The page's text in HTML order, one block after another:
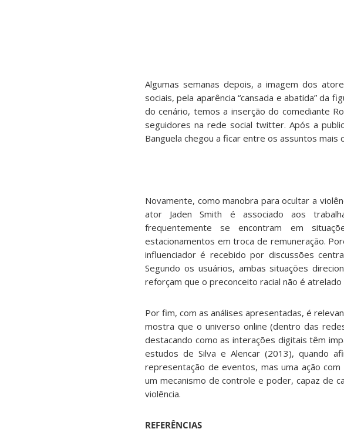
Algumas semanas depois, a imagem dos
sociais, pela aparência “cansada e abatida” da
do cenário, temos a inserção do comediante
seguidores na rede social twitter. Após a
Banguela chegou a ficar entre os assuntos mais
Novamente, como manobra para ocultar a
ator Jaden Smith é associado aos
frequentemente se encontram em
estacionamentos em troca de remuneração.
influenciador é recebido por discussões
Segundo os usuários, ambas situações
reforçam que o preconceito racial não é atrelado
Por fim, com as análises apresentadas, é
mostra que o universo online (dentro das
destacando como as interações digitais têm
estudos de Silva e Alencar (2013), quando
representação de eventos, mas uma ação
um mecanismo de controle e poder, capaz de
violência.
REFERÊNCIAS